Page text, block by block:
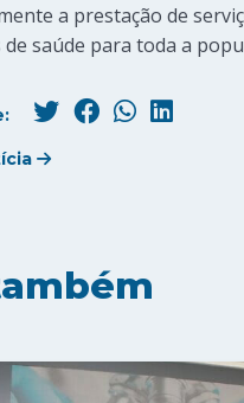
a prestação de
saúde para toda a